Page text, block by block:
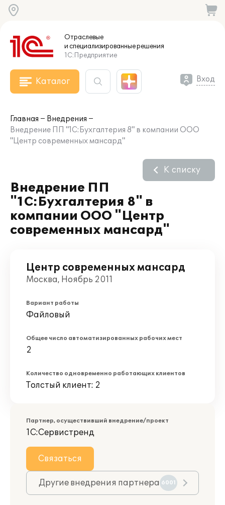
Отраслевые
и специализированныерешения
1С:Предприятие
Каталог Вход
Главная
Внедрения
Внедрение ПП "1С:Бухгалтерия 8" в компании ООО
"Центр современных мансард"
Внедрение ПП
"1С:Бухгалтерия 8" в
компании ООО "Центр
современных мансард"
К списку
Центр современных мансард
Москва, Ноябрь 2011
Вариант работы
Файловый
Общее число автоматизированных рабочих мест
2
Количество одновременно работающих клиентов
Толстый клиент: 2
Партнер, осуществивший внедрение/проект
1С:Сервистренд
Связаться
Другие внедрения партнера 6001